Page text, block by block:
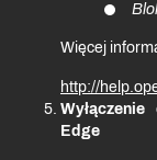
Więcej
http://
Edge